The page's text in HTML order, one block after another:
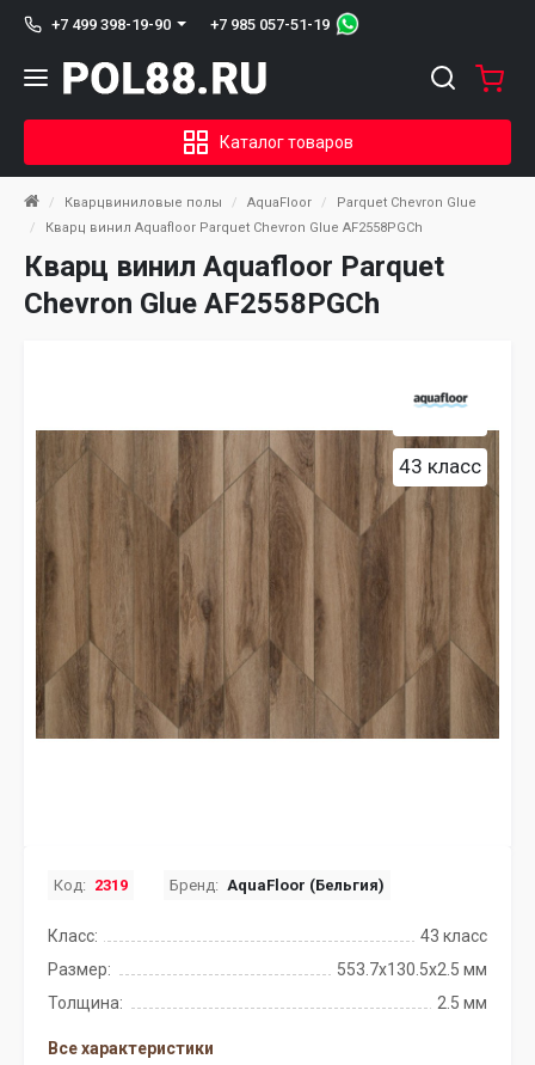
+7 499 398-19-90 +7 985 057-51-19
Каталог товаров
Кварцвиниловые полы AquaFloor
Parquet Chevron Glue
Кварц винил Aquafloor Parquet Chevron Glue AF2558PGCh
Кварц винил Aquafloor Parquet
Chevron Glue AF2558PGCh
43 класс
Код: 2319 Бренд: AquaFloor (Бельгия)
Класс:
43 класс
Размер:
553.7x130.5x2.5 мм
Толщина:
2.5 мм
Все характеристики